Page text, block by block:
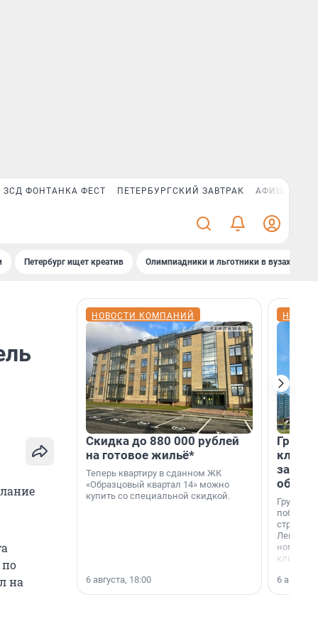
ЗСД ФОНТАНКА ФЕСТ ПЕТЕРБУРГСКИЙ ЗАВТРАК АФИША PLUS
Петербург ищет креатив Олимпиадники и льготники в вузах СПб
по
на
НОВОСТИ КОМПАНИЙ
Скидка до 880 000 рублей
на готовое жильё*
Теперь квартиру в сданном ЖК
«Образцовый квартал 14» можно
купить со специальной скидкой.
6 августа, 18:00
Группа
области».
6